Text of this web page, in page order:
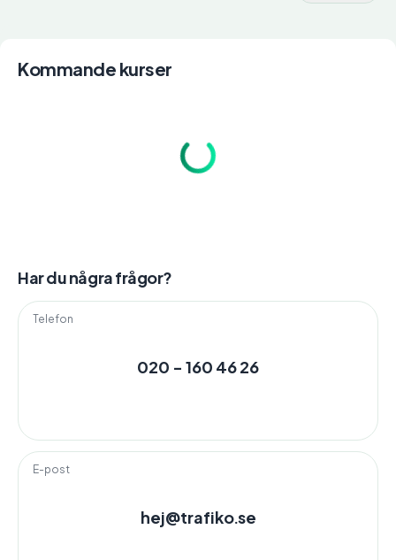
Kommande kurser
Har du några frågor?
Telefon
020 - 160 46 26
E-post
hej@trafiko.se